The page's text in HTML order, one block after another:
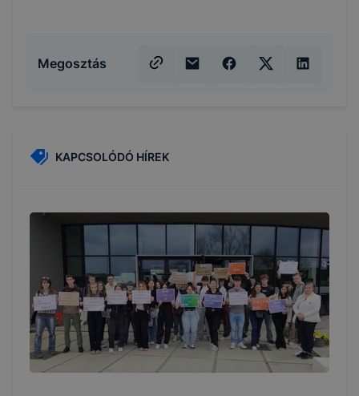
Megosztás
KAPCSOLÓDÓ HÍREK